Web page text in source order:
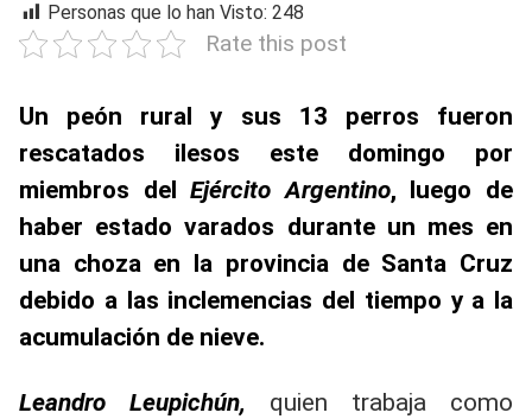
Personas que lo han Visto: 248
Rate this post
Un peón rural y sus 13 perros fueron
rescatados ilesos este domingo por
miembros del Ejército Argentino, luego de
haber estado varados durante un mes en
una choza en la provincia de Santa Cruz
debido a las inclemencias del tiempo y a la
acumulación de nieve.
Leandro Leupichún, quien trabaja como